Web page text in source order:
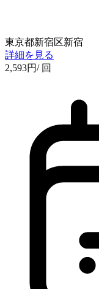
東京都新宿区新宿
詳細を見る
2,593円/ 回